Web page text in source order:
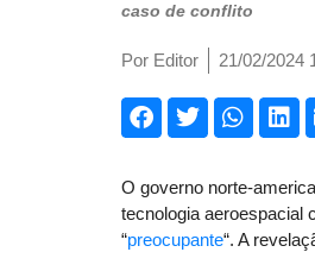
caso de conflito
Por Editor 21/02/2024
O governo norte-
tecnologia aeroespacial
“preocupante“. A